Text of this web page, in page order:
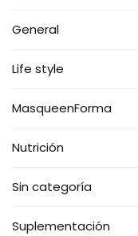
General
Life style
MasqueenForma
Nutrición
Sin categoría
Suplementación